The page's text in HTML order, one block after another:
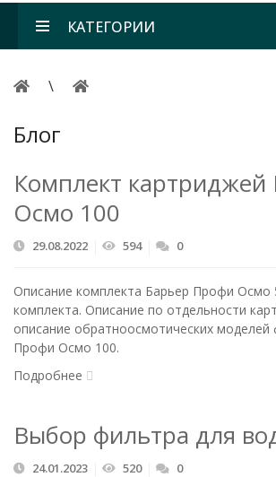
КАТЕГОРИИ
Блог
Комплект
Осмо 100
29.08.2022 594 0
Описание комплекта Барьер Профи Осмо
комплекта. Описание по отдельности
описание обратноосмотических моделей
Профи Осмо 100.
Подробнее
Выбор фильтра для
24.01.2023 520 0